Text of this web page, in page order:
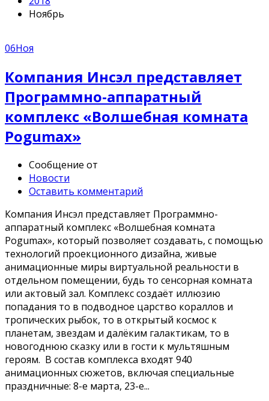
Ноябрь
06Ноя
Компания Инсэл представляет
Программно-аппаратный
комплекс «Волшебная комната
Pogumax»
Сообщение от
Новости
Оставить комментарий
Компания Инсэл представляет Программно-
аппаратный комплекс «Волшебная комната
Pogumax», который позволяет создавать, с помощью
технологий проекционного дизайна, живые
анимационные миры виртуальной реальности в
отдельном помещении, будь то сенсорная комната
или актовый зал. Комплекс создаёт иллюзию
попадания то в подводное царство кораллов и
тропических рыбок, то в открытый космос к
планетам, звездам и далёким галактикам, то в
новогоднюю сказку или в гости к мультяшным
героям. В состав комплекса входят 940
анимационных сюжетов, включая специальные
праздничные: 8-е марта, 23-е...